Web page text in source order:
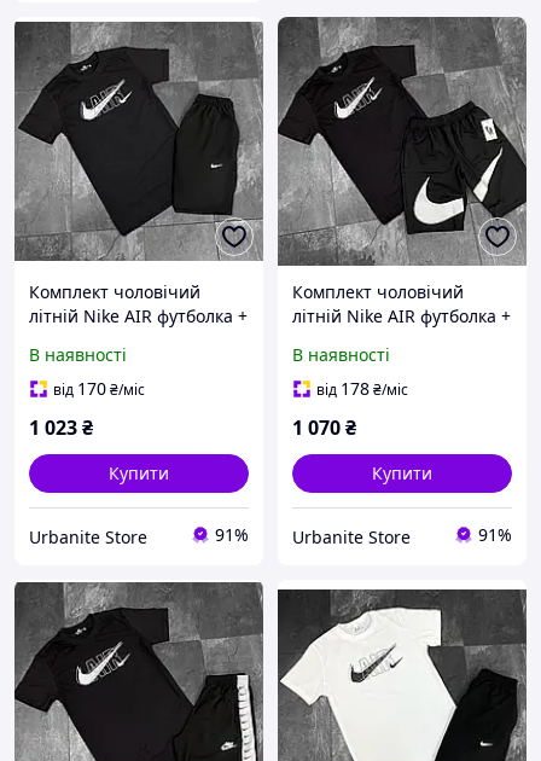
Комплект чоловічий
літній Nike AIR футболка +
спортивний
повсякденний на літо
В наявності
від 170₴/міс
1 023₴
Купити
Urbanite Store 91%
Комплект чоловічий
літній Nike AIR футболка +
спортивний
повсякденний на літо
В наявності
від 178₴/міс
1 070₴
Купити
Urbanite Store 91%